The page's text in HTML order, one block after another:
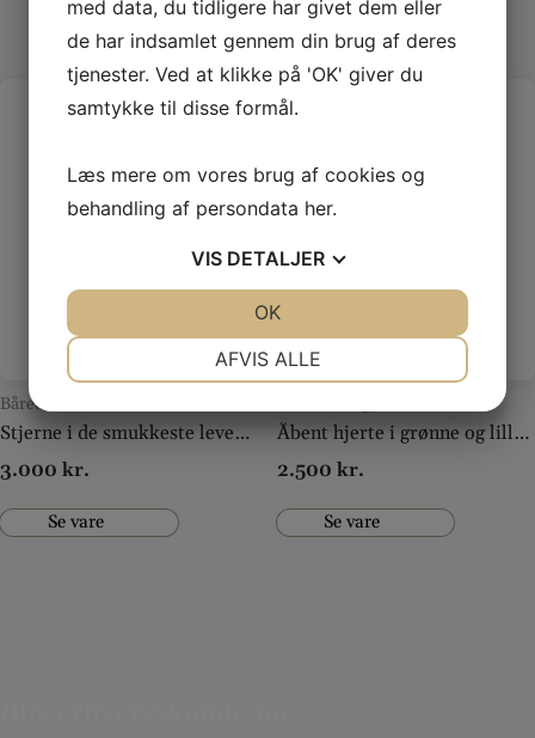
Båredekoration
Stjerne i de smukkeste levende grønne blomster
3.000 kr.
Se vare
Åbent hjerte i grønne og lilla nuancer
2.500 kr.
Se vare
med data, du tidligere har givet dem eller
de har indsamlet gennem din brug af deres
tjenester. Ved at klikke på 'OK' giver du
samtykke til disse formål.
Læs mere om vores brug af cookies og
behandling af persondata her.
VIS DETALJER
MARKETING STATISTIK
AFVIS ALLE
OK